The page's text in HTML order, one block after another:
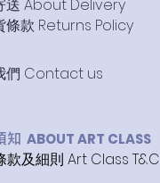
送 About Delivery
條款 Returns Policy
們 Contact us
知 ABOUT ART CLASS
款及細則 Art Class T&C